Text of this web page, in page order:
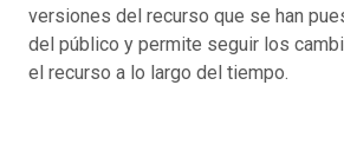
versiones del recurso que se han
del público y permite seguir los
el recurso a lo largo del tiempo.